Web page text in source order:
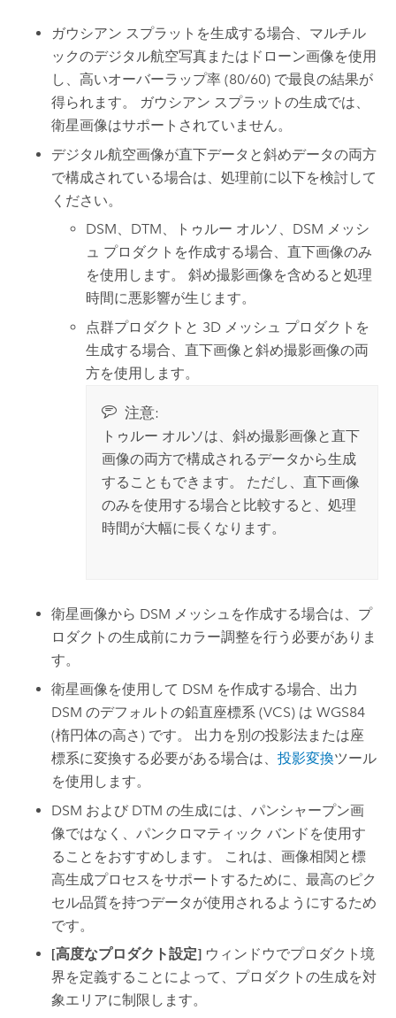
ガウシアン スプラットを生成する場合、マルチル
ックのデジタル航空写真またはドローン画像を使用
し、高いオーバーラップ率 (80/60) で最良の結果が
得られます。 ガウシアン スプラットの生成では、
衛星画像はサポートされていません。
デジタル航空画像が直下データと斜めデータの両方
で構成されている場合は、処理前に以下を検討して
ください。
DSM、DTM、トゥルー オルソ、DSM メッシ
ュ プロダクトを作成する場合、直下画像のみ
を使用します。 斜め撮影画像を含めると処理
時間に悪影響が生じます。
点群プロダクトと 3D メッシュ プロダクトを
生成する場合、直下画像と斜め撮影画像の両
方を使用します。
注意:
トゥルー オルソは、斜め撮影画像と直下
画像の両方で構成されるデータから生成
することもできます。 ただし、直下画像
のみを使用する場合と比較すると、処理
時間が大幅に長くなります。
衛星画像から DSM メッシュを作成する場合は、プ
ロダクトの生成前にカラー調整を行う必要がありま
す。
衛星画像を使用して DSM を作成する場合、出力
DSM のデフォルトの鉛直座標系 (VCS) は WGS84
(楕円体の高さ) です。 出力を別の投影法または座
標系に変換する必要がある場合は、投影変換ツール
を使用します。
DSM および DTM の生成には、パンシャープン画
像ではなく、パンクロマティック バンドを使用す
ることをおすすめします。 これは、画像相関と標
高生成プロセスをサポートするために、最高のピク
セル品質を持つデータが使用されるようにするため
です。
[高度なプロダクト設定] ウィンドウでプロダクト境
界を定義することによって、プロダクトの生成を対
象エリアに制限します。